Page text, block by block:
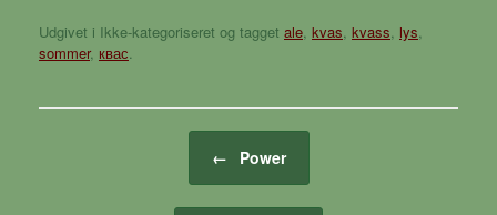
Udgivet i Ikke-kategoriseret og tagget ale kvas kvass lys
sommer, квас
← Power